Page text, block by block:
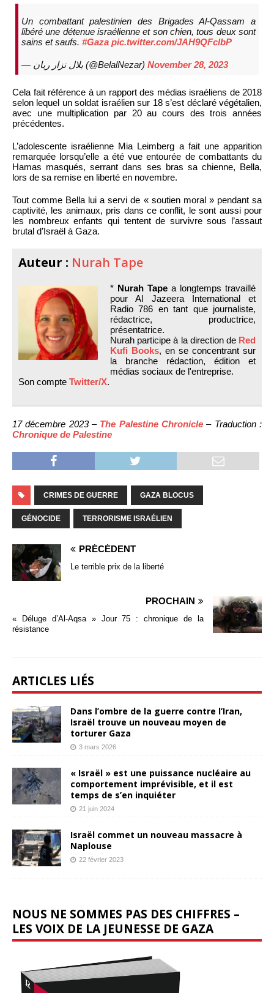
Un combattant palestinien des Brigades Al-Qassam a
libéré une détenue israélienne et son chien, tous deux sont
sains et saufs. #Gaza pic.twitter.com/JAH9QFclbP
— بلال نزار ريان (@BelalNezar) November 28, 2023
Cela fait référence à un rapport des médias israéliens de 2018
selon lequel un soldat israélien sur 18 s’est déclaré végétalien,
avec une multiplication par 20 au cours des trois années
précédentes.
L’adolescente israélienne Mia Leimberg a fait une apparition
remarquée lorsqu’elle a été vue entourée de combattants du
Hamas masqués, serrant dans ses bras sa chienne, Bella,
lors de sa remise en liberté en novembre.
Tout comme Bella lui a servi de « soutien moral » pendant sa
captivité, les animaux, pris dans ce conflit, le sont aussi pour
les nombreux enfants qui tentent de survivre sous l’assaut
brutal d’Israël à Gaza.
Auteur : Nurah Tape
* Nurah Tape a longtemps travaillé
pour Al Jazeera International et
Radio 786 en tant que journaliste,
rédactrice, productrice,
présentatrice.
Nurah participe à la direction de Red
Kufi Books, en se concentrant sur
la branche rédaction, édition et
médias sociaux de l'entreprise.
Son compte Twitter/X.
17 décembre 2023 – The Palestine Chronicle – Traduction :
Chronique de Palestine
CRIMES DE GUERRE GAZA BLOCUS
GÉNOCIDE TERRORISME ISRAÉLIEN
PRÉCÉDENT
Le terrible prix de la liberté
PROCHAIN
« Déluge d’Al-Aqsa » Jour 75 : chronique de la
résistance
ARTICLES LIÉS
Dans l’ombre de la guerre contre l’Iran,
Israël trouve un nouveau moyen de
torturer Gaza
3 mars 2026
« Israël » est une puissance nucléaire au
comportement imprévisible, et il est
temps de s’en inquiéter
21 juin 2024
Israël commet un nouveau massacre à
Naplouse
22 février 2023
NOUS NE SOMMES PAS DES CHIFFRES –
LES VOIX DE LA JEUNESSE DE GAZA